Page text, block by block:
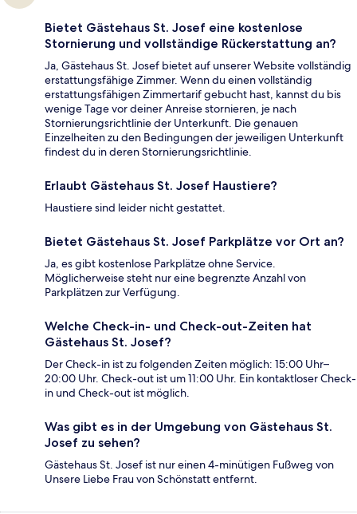
Bietet Gästehaus St. Josef eine kostenlose
Stornierung und vollständige Rückerstattung an?
Ja, Gästehaus St. Josef bietet auf unserer Website vollständig
erstattungsfähige Zimmer. Wenn du einen vollständig
erstattungsfähigen Zimmertarif gebucht hast, kannst du bis
wenige Tage vor deiner Anreise stornieren, je nach
Stornierungsrichtlinie der Unterkunft. Die genauen
Einzelheiten zu den Bedingungen der jeweiligen Unterkunft
findest du in deren Stornierungsrichtlinie.
Erlaubt Gästehaus St. Josef Haustiere?
Haustiere sind leider nicht gestattet.
Bietet Gästehaus St. Josef Parkplätze vor Ort an?
Ja, es gibt kostenlose Parkplätze ohne Service.
Möglicherweise steht nur eine begrenzte Anzahl von
Parkplätzen zur Verfügung.
Welche Check-in- und Check-out-Zeiten hat
Gästehaus St. Josef?
Der Check-in ist zu folgenden Zeiten möglich: 15:00 Uhr–
20:00 Uhr. Check-out ist um 11:00 Uhr. Ein kontaktloser Check-
in und Check-out ist möglich.
Was gibt es in der Umgebung von Gästehaus St.
Josef zu sehen?
Gästehaus St. Josef ist nur einen 4-minütigen Fußweg von
Unsere Liebe Frau von Schönstatt entfernt.